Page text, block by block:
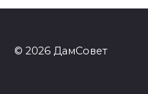
© 2026 ДамСовет